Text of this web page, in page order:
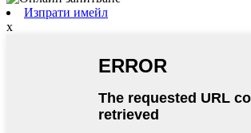
Изпрати имейл
x